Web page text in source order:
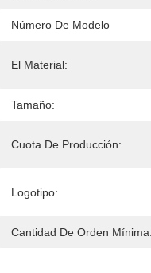
Número De Modelo
El Material:
Tamaño:
Cuota De Producción:
Logotipo:
Cantidad De Orden Mínima: